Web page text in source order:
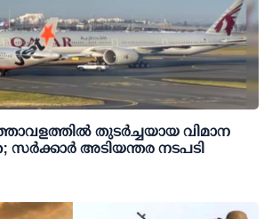
തുടര്‍ച്ചയായ വിമാന
അടിയന്തര നടപടി